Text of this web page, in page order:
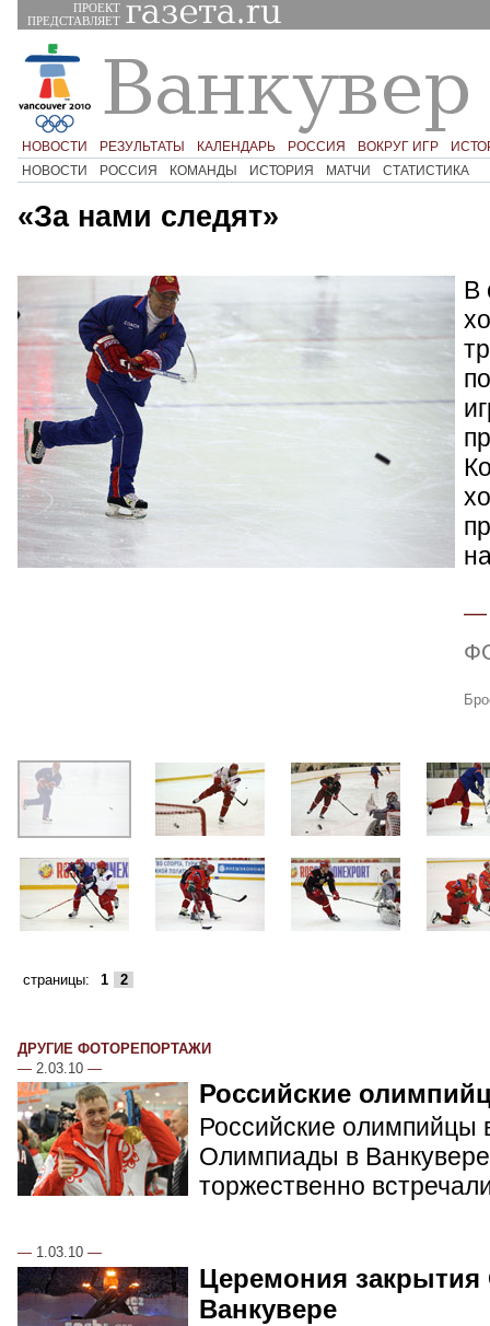
ПРОЕКТ
ПРЕДСТАВЛЯЕТ
НОВОСТИ РЕЗУЛЬТАТЫ КАЛЕНДАРЬ РОССИЯ ВОКРУГ ИГР
НОВОСТИ
РОССИЯ КОМАНДЫ ИСТОРИЯ МАТЧИ СТАТИСТИКА
«За нами следят»
В
страницы: 1 2
ДРУГИЕ ФОТОРЕПОРТАЖИ
— 2.03.10 —
Российские
Российские олимпийцы
Олимпиады в
торжественно
— 1.03.10 —
Церемония
Ванкувере